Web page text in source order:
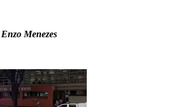
Menezes